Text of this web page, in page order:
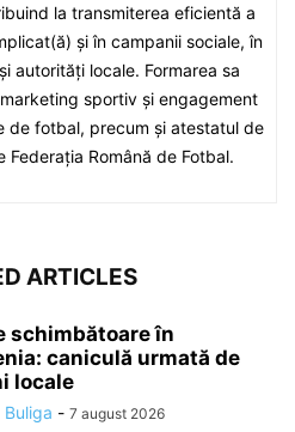
la transmiterea eficientă a
și în campanii sociale, în
autorități locale. Formarea sa
sportiv și engagement
de fotbal, precum și atestatul de
Română de Fotbal.
ARTICLES
schimbătoare în
caniculă urmată de
locale
Buliga - 7 august 2026